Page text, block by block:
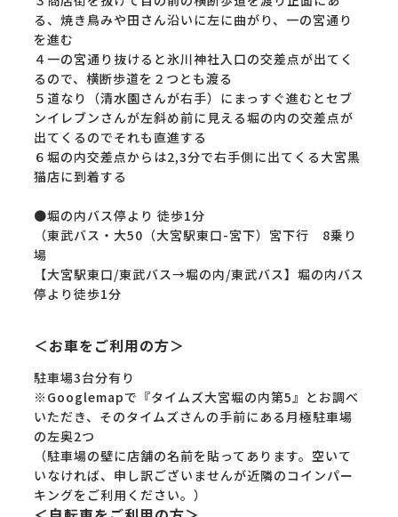
る、焼き鳥みや田さん沿いに左に曲がり、一の宮通り
を進む
４一の宮通り抜けると氷川神社入口の交差点が出てく
るので、横断歩道を２つとも渡る
５道なり（清水園さんが右手）にまっすぐ進むとセブ
ンイレブンさんが左斜め前に見える堀の内の交差点が
出てくるのでそれも直進する
６堀の内交差点からは2,3分で右手側に出てくる大宮黒
猫店に到着する
●堀の内バス停より 徒歩1分
（東武バス・大50（大宮駅東口-宮下）宮下行 8乗り
場
【大宮駅東口/東武バス→堀の内/東武バス】堀の内バス
停より徒歩1分
＜お車をご利用の方＞
駐車場3台分有り
※Googlemapで『タイムズ大宮堀の内第5』とお調べ
いただき、そのタイムズさんの手前にある月極駐車場
の左奥2つ
（駐車場の壁に店舗の名前を貼ってあります。空いて
いなければ、申し訳ございませんが近隣のコインパー
キングをご利用ください。）